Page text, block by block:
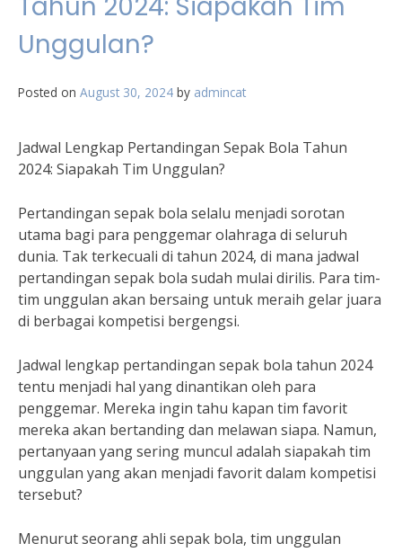
Unggulan?
Posted on August 30, 2024 by admincat
Jadwal Lengkap Pertandingan Sepak Bola Tahun
2024: Siapakah Tim Unggulan?
Pertandingan sepak bola selalu menjadi sorotan
utama bagi para penggemar olahraga di seluruh
dunia. Tak terkecuali di tahun 2024, di mana jadwal
pertandingan sepak bola sudah mulai dirilis. Para tim-
tim unggulan akan bersaing untuk meraih gelar juara
di berbagai kompetisi bergengsi.
Jadwal lengkap pertandingan sepak bola tahun 2024
tentu menjadi hal yang dinantikan oleh para
penggemar. Mereka ingin tahu kapan tim favorit
mereka akan bertanding dan melawan siapa. Namun,
pertanyaan yang sering muncul adalah siapakah tim
unggulan yang akan menjadi favorit dalam kompetisi
tersebut?
Menurut seorang ahli sepak bola, tim unggulan